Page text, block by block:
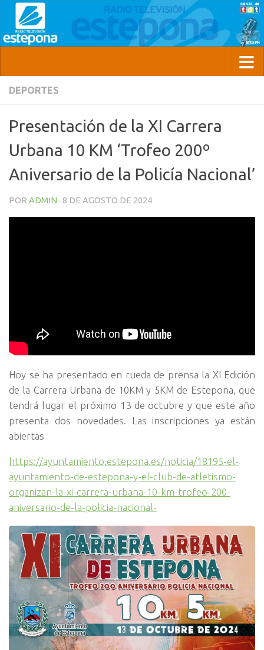
DEPORTES
Presentación de la XI Carrera
Urbana 10 KM ‘Trofeo 200º
Aniversario de la Policía Nacional’
POR ADMIN · 8 DE AGOSTO DE 2024
Hoy se ha presentado en rueda de prensa la XI Edición
de la Carrera Urbana de 10KM y 5KM de Estepona, que
tendrá lugar el próximo 13 de octubre y que este año
presenta dos novedades. Las inscripciones ya están
abiertas
https://ayuntamiento.estepona.es/noticia/18195-el-
ayuntamiento-de-estepona-y-el-club-de-atletismo-
organizan-la-xi-carrera-urbana-10-km-trofeo-200-
aniversario-de-la-policia-nacional-